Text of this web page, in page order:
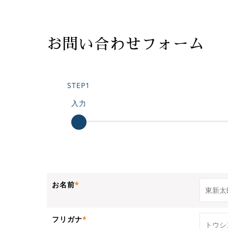
お問い合わせフォーム
入力
お名前
フリガナ